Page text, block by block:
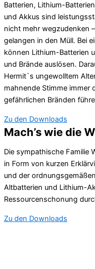
Batterien, Lithium-
und Akkus sind
nicht mehr wegzudenken
gelangen in den Müll. Bei
können Lithium-Batterien
und Brände auslösen.
Hermit`s ungewolltem
mahnende Stimme immer
gefährlichen Bränden
Zu den Downloads
Mach’s wie die
Die sympathische Familie
in Form von kurzen
und der
Altbatterien und Lithium-
Ressourcenschonung
Zu den Downloads